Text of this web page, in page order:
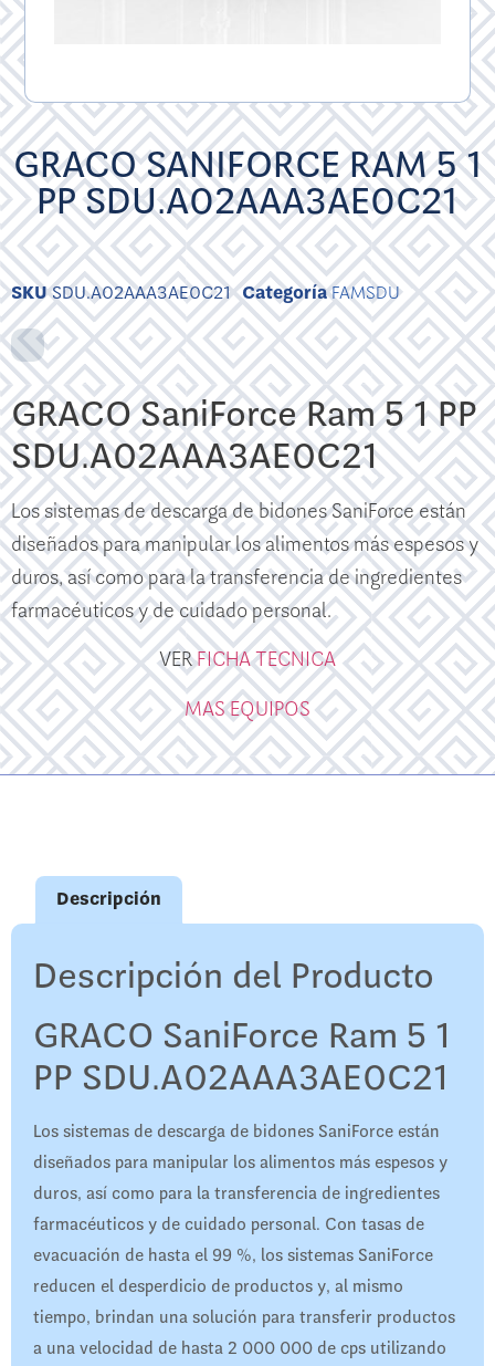
GRACO SANIFORCE RAM 5 1
PP SDU.A02AAA3AE0C21
SKUSDU.A02AAA3AE0C21 CategoríaFAMSDU
GRACO SaniForce Ram 5 1 PP
SDU.A02AAA3AE0C21
Los sistemas de descarga de bidones SaniForce están
diseñados para manipular los alimentos más espesos y
duros, así como para la transferencia de ingredientes
farmacéuticos y de cuidado personal.
VERFICHA TECNICA
MAS EQUIPOS
Descripción
Descripción del Producto
GRACO SaniForce Ram 5 1
PP SDU.A02AAA3AE0C21
Los sistemas de descarga de bidones SaniForce están
diseñados para manipular los alimentos más espesos y
duros, así como para la transferencia de ingredientes
farmacéuticos y de cuidado personal. Con tasas de
evacuación de hasta el 99 %, los sistemas SaniForce
reducen el desperdicio de productos y, al mismo
tiempo, brindan una solución para transferir productos
a una velocidad de hasta 2 000 000 de cps utilizando